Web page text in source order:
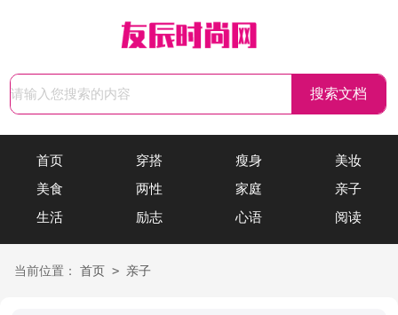
首页 穿搭 瘦身
美妆
美食
两性 家庭
亲子
生活
励志 心语 阅读
当前位置： 首页 > 亲子